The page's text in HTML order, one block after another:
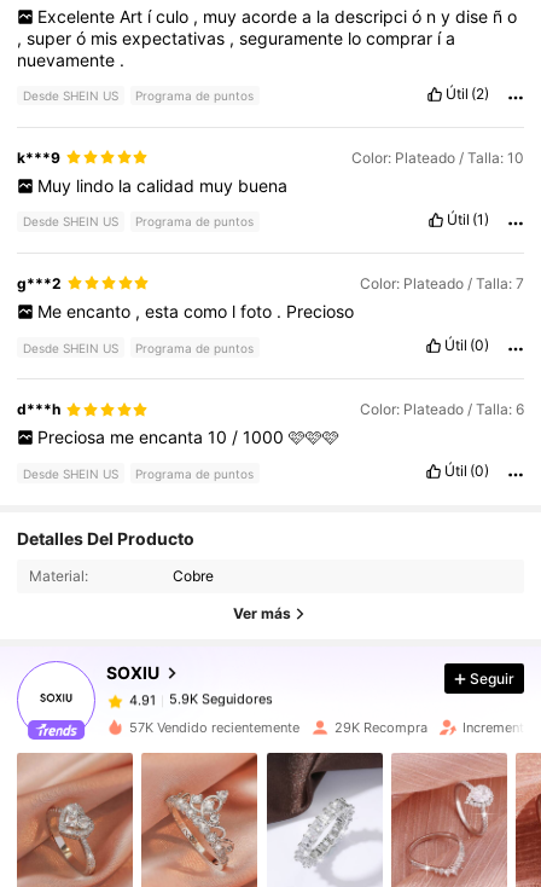
Excelente Art ículo , muy acorde a la descripci ó n y dise ñ o
,superó misexpectativas ,seguramente locomprar ía
nuevamente .
Desde SHEIN US Programa de puntos Útil (2)
k***9 Color: Plateado / Talla: 10
Muy lindo la calidad muy buena
Desde SHEIN US Programa de puntos Útil (1)
g***2 Color: Plateado / Talla: 7
Me encanto , esta como l foto . Precioso
Desde SHEIN US Programa de puntos Útil (0)
d***h Color: Plateado / Talla: 6
Preciosa me encanta 10 / 1000 🩷🩷🩷
Desde SHEIN US Programa de puntos Útil (0)
Detalles Del Producto
Material: Cobre
Ver más
SOXIU
4.91 5.9K Seguidores
5.9K Seguidores
4.91
5.9K Seguidores
4.91 5.9K Seguidores
4.91 5.9K Seguidores
Seguir
57K Vendido recientemente 29K Recompra Incremento